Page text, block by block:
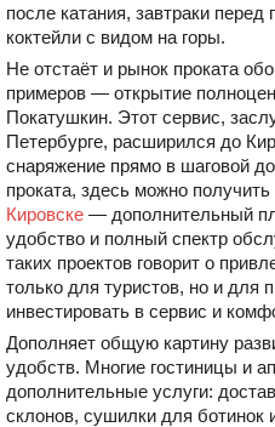
после катания, завтраки
коктейли с видом на горы.
Не отстаёт и рынок проката
примеров — открытие
Покатушкин. Этот сервис,
Петербурге, расширился до
снаряжение прямо в шаговой
проката, здесь можно получить
Кировске — дополнительный
удобство и полный спектр
таких проектов говорит о
только для туристов, но и для
инвестировать в сервис и
Дополняет общую картину
удобств. Многие гостиницы и
дополнительные услуги:
склонов, сушилки для ботинок